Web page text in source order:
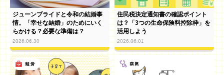
ジューンブライドと令和の結婚事
情。「幸せな結婚」のためにいく
らかける？必要な準備は？
2026.06.30
住民税決定通知書の確認ポイント
は？「3つの生命保険料控除枠」を
活用しよう
2026.06.01